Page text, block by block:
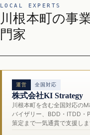
LOCAL EXPERTS
川根本町の事
門家
運営 全国対応
株式会社KI Strategy
川根本町を含む全国対応の
バイザリー、BDD・ITDD・
策定まで一気通貫で支援しま